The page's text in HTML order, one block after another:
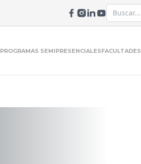
PROGRAMAS SEMIPRESENCIALESFACULTADES